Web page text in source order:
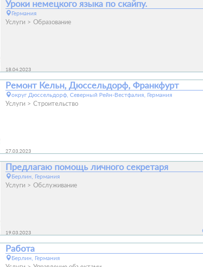
Уроки немецкого языка по скайпу.
Германия
Услуги Образование
18.04.2023
Ремонт Кельн, Дюссельдорф, Франкфурт
округ Дюссельдорф, Северный Рейн-Вестфалия, Германия
Услуги Строительство
27.03.2023
Предлагаю помощь личного секретаря
Берлин, Германия
Услуги Обслуживание
19.03.2023
Работа
Берлин, Германия